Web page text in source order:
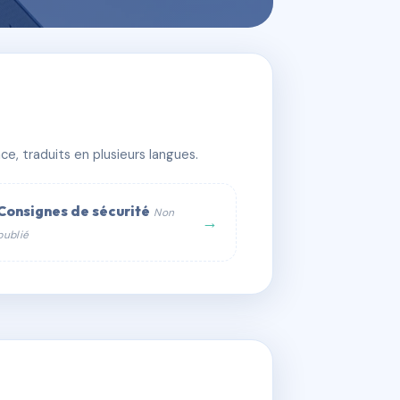
traduits en plusieurs langues.
de sécurité Non
→